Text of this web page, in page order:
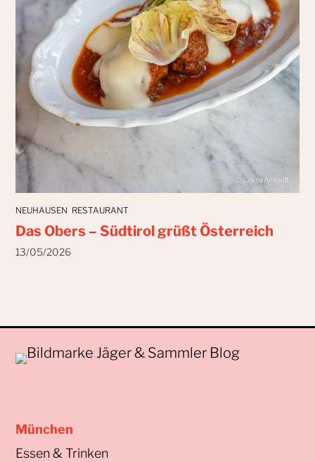
NEUHAUSEN RESTAURANT
Das Obers – Südtirol grüßt Österreich
13/05/2026
München
Essen & Trinken